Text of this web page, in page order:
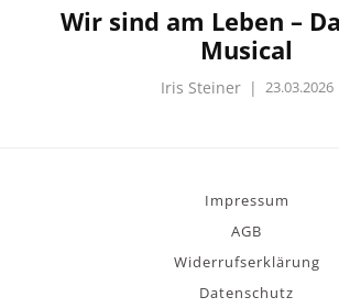
Wir sind am Leben –
Musical
Iris Steiner | 23.03.2026
Impressum
AGB
Widerrufserklärung
Datenschutz